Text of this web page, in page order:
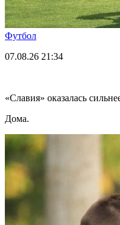
Футбол
07.08.26 21:34
«Славия» оказалась
Дома.